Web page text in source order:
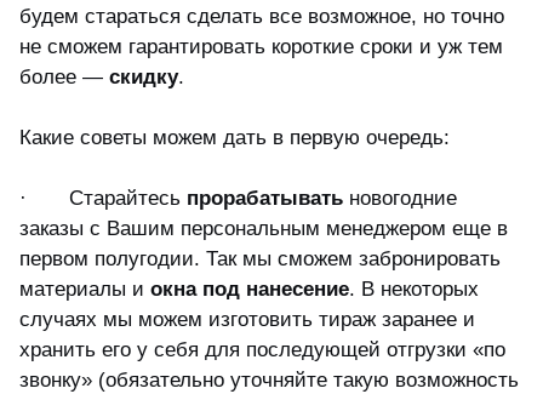
будем стараться сделать все возможное, но точно
не сможем гарантировать короткие сроки и уж тем
более — скидку.
Какие советы можем дать в первую очередь:
· Старайтесь прорабатывать новогодние
заказы с Вашим персональным менеджером еще в
первом полугодии. Так мы сможем забронировать
материалы и окна под нанесение. В некоторых
случаях мы можем изготовить тираж заранее и
хранить его у себя для последующей отгрузки «по
звонку» (обязательно уточняйте такую возможность